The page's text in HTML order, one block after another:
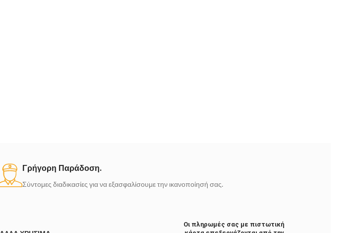
Γρήγορη Παράδοση.
Σύντομες διαδικασίες για να εξασφαλίσουμε την ικανοποίησή σας.
Οι πληρωμές σας με πιστωτική